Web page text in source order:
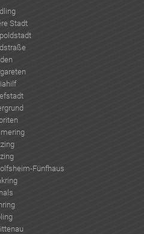
Stadt
Fünfhaus